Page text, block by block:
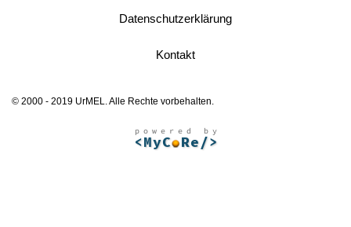
Datenschutzerklärung
Kontakt
© 2000 - 2019 UrMEL. Alle Rechte vorbehalten.